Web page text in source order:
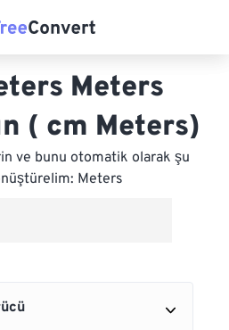
Meters
( cm Meters)
ve bunu otomatik olarak şu
Meters